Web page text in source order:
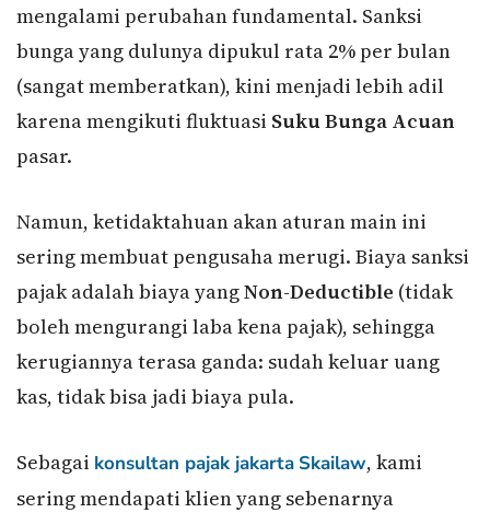
mengalami perubahan fundamental. Sanksi
bunga yang dulunya dipukul rata 2% per bulan
(sangat memberatkan), kini menjadi lebih adil
karena mengikuti fluktuasi Suku Bunga Acuan
pasar.
Namun, ketidaktahuan akan aturan main ini
sering membuat pengusaha merugi. Biaya sanksi
pajak adalah biaya yangNon-Deductible (tidak
boleh mengurangi laba kena pajak), sehingga
kerugiannya terasa ganda: sudah keluar uang
kas, tidak bisa jadi biaya pula.
Sebagai konsultan pajak jakarta Skailaw, kami
sering mendapati klien yang sebenarnya